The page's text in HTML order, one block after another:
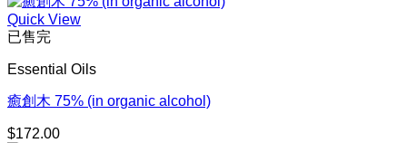
Quick View
已售完
Essential Oils
癒創木 75% (in organic alcohol)
$172.00